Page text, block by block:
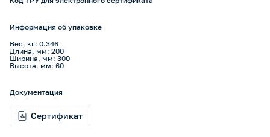
Информация об упаковке
Вес, кг: 0.346
Длина, мм: 200
Ширина, мм: 300
Высота, мм: 60
Документация
Сертификат